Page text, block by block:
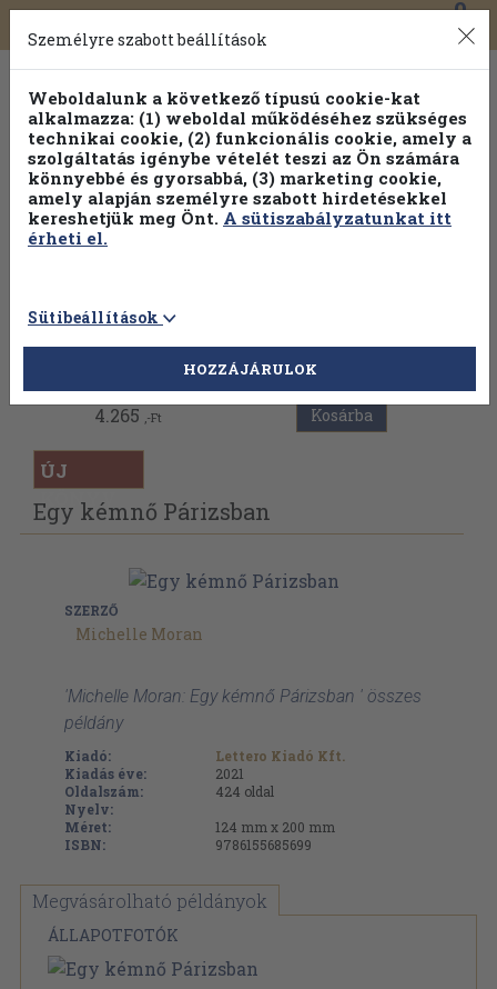
Toggle
navigation
0
Vissza az előző oldalra
4.265 ,-Ft Kosárba
ÚJ
KÖNYV
Egy kémnő Párizsban
SZERZŐ
Michelle Moran
'Michelle Moran: Egy kémnő Párizsban ' összes
példány
Kiadó:
Lettero Kiadó Kft.
Kiadás éve:
2021
Oldalszám:
424 oldal
Nyelv:
Méret:
124 mm x 200 mm
ISBN:
9786155685699
Megvásárolható példányok
ÁLLAPOTFOTÓK
Személyre szabott beállítások
Weboldalunk a következő típusú cookie-kat
alkalmazza: (1) weboldal működéséhez szükséges
technikai cookie, (2) funkcionális cookie, amely a
szolgáltatás igénybe vételét teszi az Ön számára
könnyebbé és gyorsabbá, (3) marketing cookie,
amely alapján személyre szabott hirdetésekkel
kereshetjük meg Önt. A sütiszabályzatunkat itt
érheti el.
Sütibeállítások
HOZZÁJÁRULOK